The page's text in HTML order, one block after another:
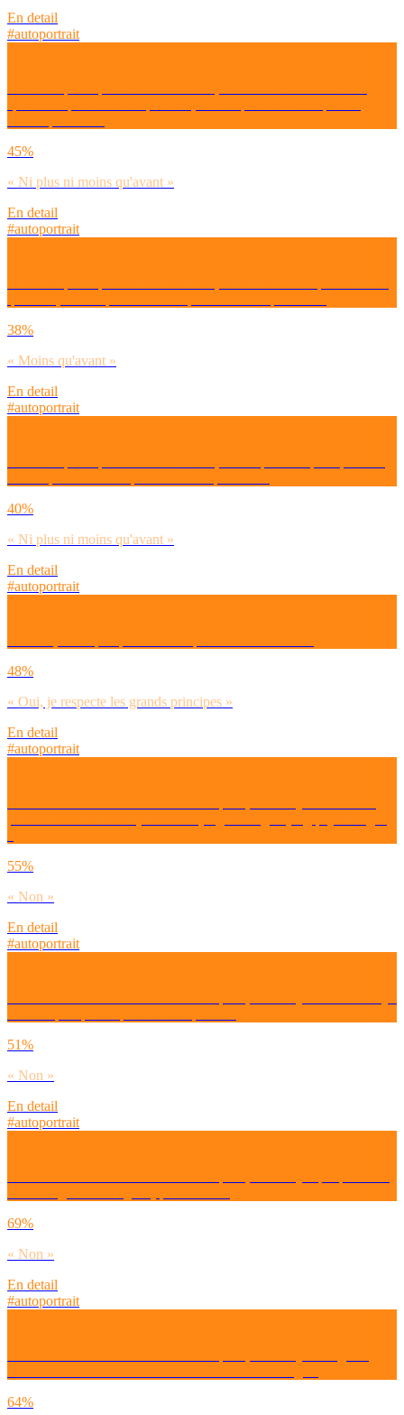
En detail
#autoportrait
45%
« Ni plus ni moins qu'avant »
En detail
#autoportrait
38%
« Moins qu'avant »
En detail
#autoportrait
40%
« Ni plus ni moins qu'avant »
En detail
#autoportrait
48%
« Oui, je respecte les grands principes »
En detail
#autoportrait
55%
« Non »
En detail
#autoportrait
51%
« Non »
En detail
#autoportrait
69%
« Non »
En detail
#autoportrait
64%